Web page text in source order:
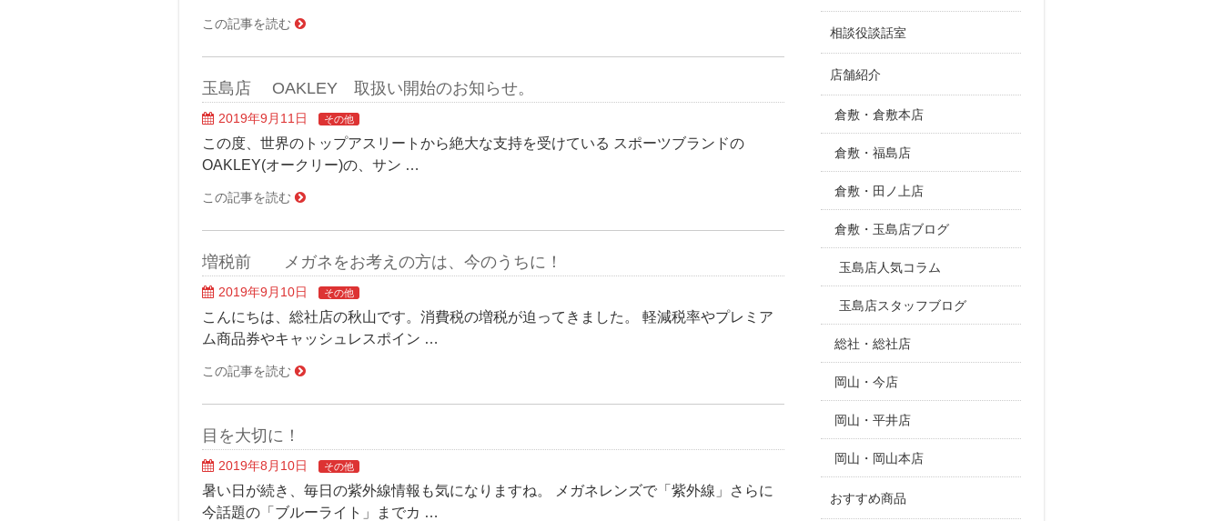
この記事を読む
玉島店 OAKLEY 取扱い開始のお知らせ。
2019年9月11日 その他
この度、世界のトップアスリートから絶大な支持を受けている スポーツブランドの
OAKLEY(オークリー)の、サン …
この記事を読む
増税前 メガネをお考えの方は、今のうちに！
2019年9月10日 その他
こんにちは、総社店の秋山です。消費税の増税が迫ってきました。 軽減税率やプレミア
ム商品券やキャッシュレスポイン …
この記事を読む
目を大切に！
2019年8月10日 その他
暑い日が続き、毎日の紫外線情報も気になりますね。 メガネレンズで「紫外線」さらに
今話題の「ブルーライト」までカ …
相談役談話室
店舗紹介
倉敷・倉敷本店
倉敷・福島店
倉敷・田ノ上店
倉敷・玉島店ブログ
玉島店人気コラム
玉島店スタッフブログ
総社・総社店
岡山・今店
岡山・平井店
岡山・岡山本店
おすすめ商品